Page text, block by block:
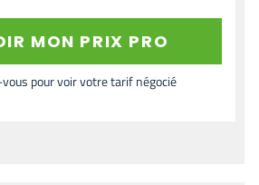
MON PRIX PRO
pour voir votre tarif négocié